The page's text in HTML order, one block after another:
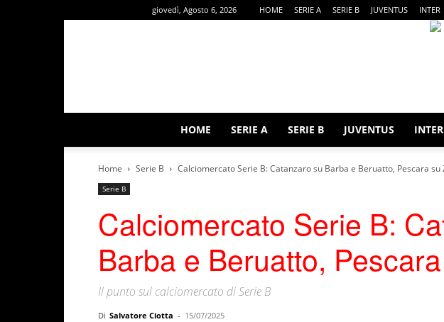
giovedì, Agosto 6, 2026 HOME SERIE A SERIE B JUVENTUS INTER
HOME SERIE A SERIE B JUVENTUS INTER
Home Serie B Calciomercato Serie B: Catanzaro su Barba e Beruatto, Pescara su
Serie B
Calciomercato Serie B:
Barba e Beruatto,
Il punto sul calciomercato di Serie B
Di Salvatore Ciotta - 15/07/2025